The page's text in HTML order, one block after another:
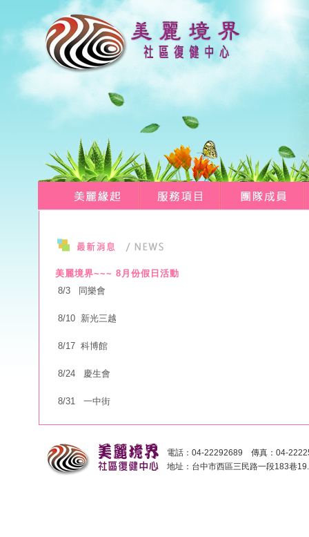
美麗境界~~~ 8月份假日活動
8/3 同樂會
8/10 新光三越
8/17 科博館
8/24 慶生會
8/31 一中街
電話：04-22292689 傳真：04-
地址：台中市西區三民路一段183巷